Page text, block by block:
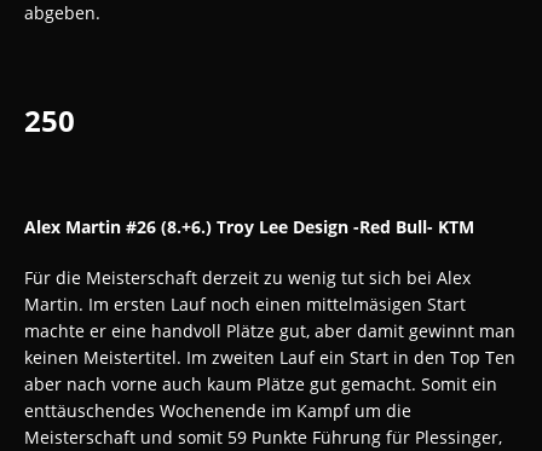
abgeben.
250
Alex Martin #26 (8.+6.) Troy Lee Design -Red Bull- KTM
Für die Meisterschaft derzeit zu wenig tut sich bei Alex
Martin. Im ersten Lauf noch einen mittelmäsigen Start
machte er eine handvoll Plätze gut, aber damit gewinnt man
keinen Meistertitel. Im zweiten Lauf ein Start in den Top Ten
aber nach vorne auch kaum Plätze gut gemacht. Somit ein
enttäuschendes Wochenende im Kampf um die
Meisterschaft und somit 59 Punkte Führung für Plessinger,